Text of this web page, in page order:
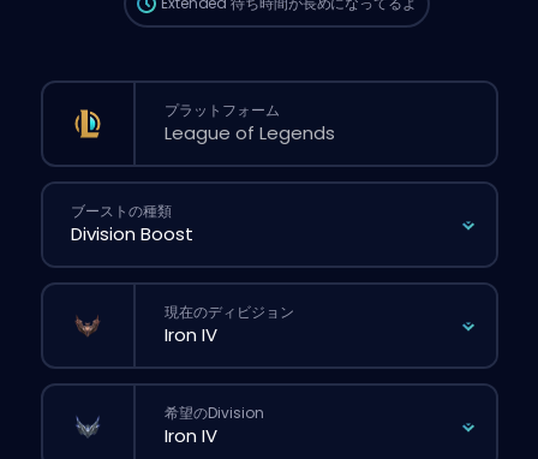
プラットフォーム
ブーストの種類
現在のディビジョン
希望のDivision